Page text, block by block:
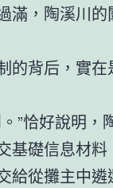
滿，陶溪川
的背后，實
”恰好說明，
基礎信息材
給從攤主中